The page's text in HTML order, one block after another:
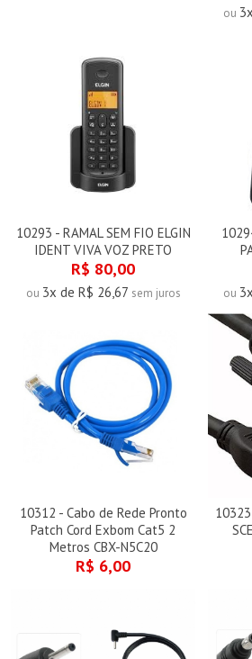
ou
10293 - RAMAL SEM FIO ELGIN
IDENT VIVA VOZ PRETO
R$ 80,00
ou 3x de R$ 26,67 sem juros ou
10312 - Cabo de Rede Pronto
Patch Cord Exbom Cat5 2
Metros CBX-N5C20
R$ 6,00